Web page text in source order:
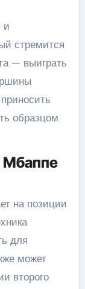
и
стремится
— выиграть
образцом
Мбаппе
на позиции
для
может
второго